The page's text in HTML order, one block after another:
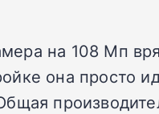
на 108 Мп
она просто